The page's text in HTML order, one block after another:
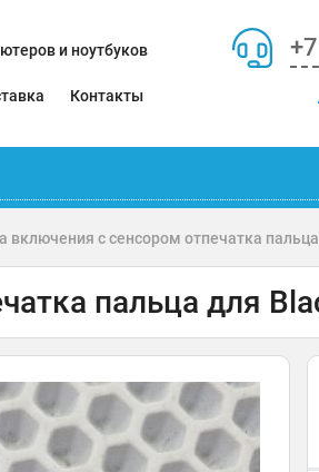
и ноутбуков
Контакты
включения с сенсором отпечатка
пальца для